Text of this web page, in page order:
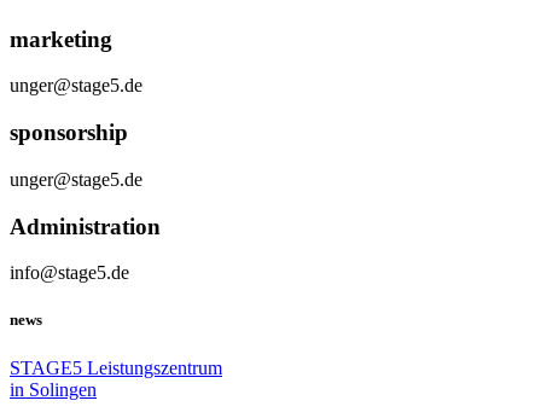
marketing
unger@stage5.de
sponsorship
unger@stage5.de
Administration
info@stage5.de
news
STAGE5 Leistungszentrum
in Solingen